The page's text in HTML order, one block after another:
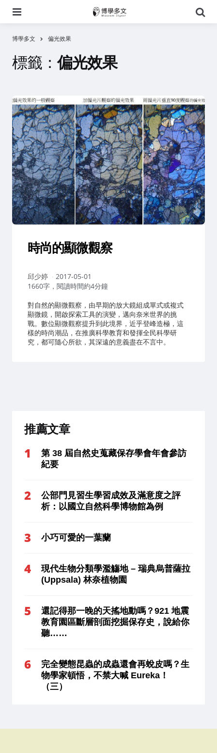
尋
博學多文 偏光效果
標籤：偏光效果
時尚的顯微觀察
作
者：
邱少婷
2017-05-01
1660字，閱讀時間約4分鐘
對自然的顯微觀察，由早期的放大鏡組成單式或複式
顯微鏡，開啟探索工具的演變，邁向奈米世界的挑
戰。數位顯微觀察提升到此境界，近乎登峰造極，這
樣的時尚潮品，在推廣科學教育和發揮全民科學研
究，都可隨心所欲，其深遠的意義盡在不言中。
推薦文章
第 38 屆自然史蒐藏保存學會年會參訪
紀要
公部門見習生學習成效及滿意度之評
析：以國立自然科學博物館為例
小巧可愛的一葉蘭
現代生物分類學濫觴地 – 瑞典烏普薩拉
(Uppsala) 林奈植物園
還記得那一晚的天搖地動嗎？921 地震
教育園區斷層剖面挖掘保存史，說給你
聽……
完全變態昆蟲的成蟲還會再蛻皮嗎？生
物學家頓悟，不禁大喊 Eureka！
（三）